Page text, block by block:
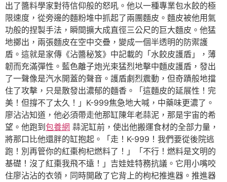
出了醬料學家對待信仰般的怒吼。他以一種專業包水餃的極
限速度，從旁邊的麵粉堆中抓起了兩團麵皮。麵皮被他用氣
功般的捏製手法，瞬間擴大成直徑三公尺的巨大麵皮。他猛
地擲出，兩張麵皮在空中交疊，變成一個半透明的防禦護
盾。這就是家傳《沾醬秘笈》中記載的「水餃皮護盾」，薄
韌而充滿彈性。藍色離子炮光束猛烈地擊中麵皮護盾，發出
了一聲像是汽水開蓋的聲音。護盾劇烈震動，但奇蹟般地擋
住了攻擊，只是散發出濃郁的麵香。「這麵皮的延展性！完
美！但撐不了太久！」K-999焦急地大喊，中藥味更濃了。
廖沾沾知道，他必須帶走他那缸陳年老蒜泥，那是宇宙的希
望。他跑到 包養網 蒜泥缸前，使出他搬運食材的全部力量，
將那口比他還胖的缸抱起。「走！K-999！我們要從後院逃
跑！別再管你的紅棗枸杞燃料了！」「不行！燃料是文明的
基礎！沒了紅棗我飛不遠！」吉娃娃特務抗議。它用小嘴咬
住廖沾沾的衣領，同時開啟了它背上的枸杞推進器。推進器